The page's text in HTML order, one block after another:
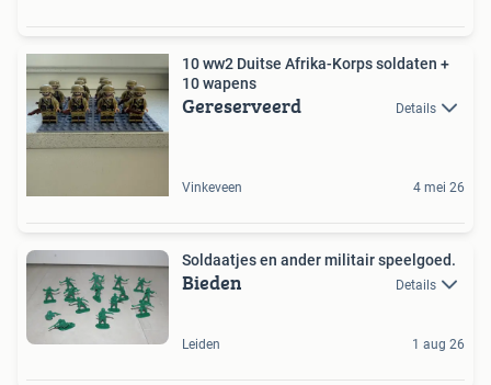
10 ww2 Duitse Afrika-Korps soldaten +
10 wapens
Gereserveerd Details
Vinkeveen 4 mei 26
Soldaatjes en ander militair speelgoed.
Bieden Details
Leiden 1 aug 26